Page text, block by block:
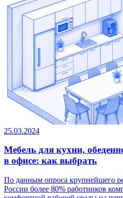
25.03.2024
Мебель для кухни,
в офисе: как выбрать
По данным опроса крупнейшего
России более 80% работников